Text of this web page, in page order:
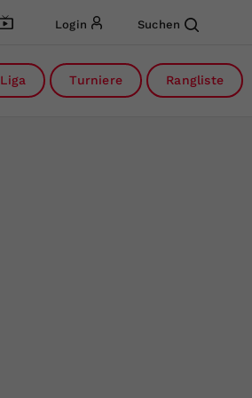
Login Suchen
Liga Turniere Rangliste